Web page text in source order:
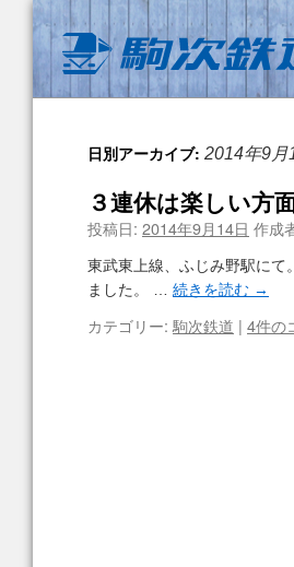
日別アーカイブ: 2014年9月
３連休は楽しい方
投稿日: 2014年9月14日 作成
東武東上線、ふじみ野駅にて
ました。 … 続きを読む →
カテゴリー: 駒次鉄道 | 4件の